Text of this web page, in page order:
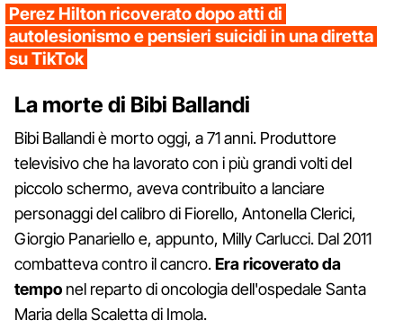
Perez Hilton ricoverato dopo atti di
autolesionismo e pensieri suicidi in una diretta
su TikTok
La morte di Bibi Ballandi
Bibi Ballandi è morto oggi, a 71 anni. Produttore
televisivo che ha lavorato con i più grandi volti del
piccolo schermo, aveva contribuito a lanciare
personaggi del calibro di Fiorello, Antonella Clerici,
Giorgio Panariello e, appunto, Milly Carlucci. Dal 2011
combatteva contro il cancro.Era ricoverato da
tempo nel reparto di oncologia dell'ospedale Santa
Maria della Scaletta di Imola.